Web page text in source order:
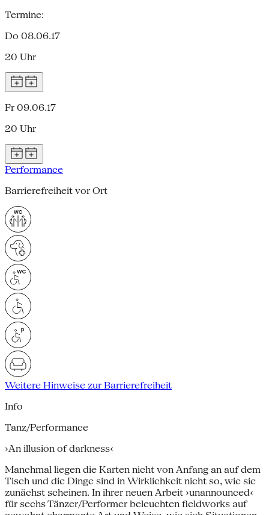
Termine:
Do 08.06.17
20 Uhr
Fr 09.06.17
20 Uhr
Performance
Barrierefreiheit vor Ort
Weitere Hinweise zur Barrierefreiheit
Info
Tanz/Performance
›An illusion of darkness‹
Manchmal liegen die Karten nicht von Anfang an auf dem
Tisch und die Dinge sind in Wirklichkeit nicht so, wie sie
zunächst scheinen. In ihrer neuen Arbeit ›unannounced‹
für sechs Tänzer/Performer beleuchten fieldworks auf